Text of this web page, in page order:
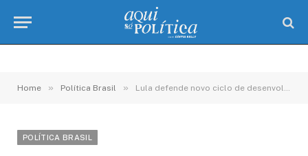
Home » Política Brasil » Lula defende novo ciclo de desenvolvimento com planejamento estatal e inovação em encontro na Indonésia
POLÍTICA BRASIL